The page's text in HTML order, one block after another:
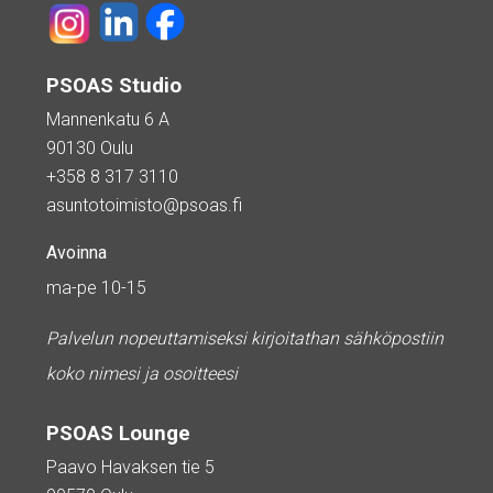
PSOAS Studio
Mannenkatu 6 A
90130 Oulu
+358 8 317 3110
asuntotoimisto@psoas.fi
Avoinna
ma-pe 10-15
Palvelun nopeuttamiseksi kirjoitathan sähköpostiin
koko nimesi ja osoitteesi
PSOAS Lounge
Paavo Havaksen tie 5